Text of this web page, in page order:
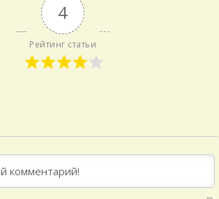
4
Рейтинг статьи